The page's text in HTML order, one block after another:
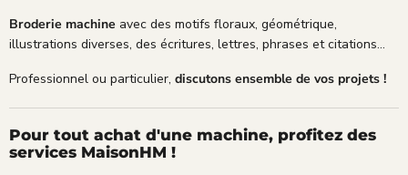
Broderie machine avec des motifs floraux, géométrique,
illustrations diverses, des écritures, lettres, phrases et citations...
Professionnel ou particulier, discutons ensemble de vos projets !
Pour tout achat d'une machine, profitez des
services MaisonHM !